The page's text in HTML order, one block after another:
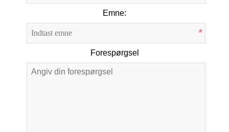
Emne:
*
Forespørgsel